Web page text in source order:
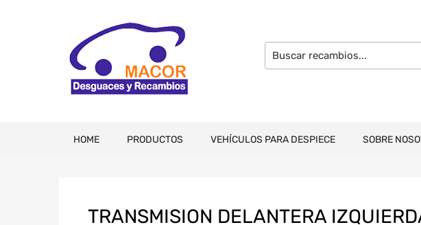
HOME PRODUCTOS VEHÍCULOS PARA DESPIECE SOBRE
TRANSMISION DELANTERA